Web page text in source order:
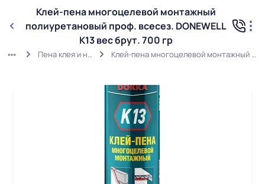
Клей-пена многоцелевой монтажный
полиуретановый проф. всесез. DONEWELL
K13 вес брут. 700 гр
Пена клея и напыляемые утеплители Клей-пена многоцелевой монтажный полиуретановый проф. всесез. DONEWELL K13 вес брут. 700 гр